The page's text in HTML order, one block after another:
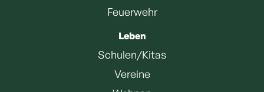
Feuerwehr
Leben
Schulen/Kitas
Vereine